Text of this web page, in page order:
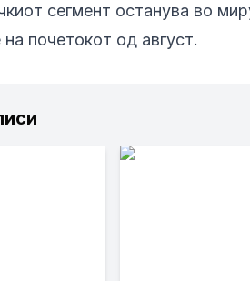
сегмент останува во
на почетокот од август.